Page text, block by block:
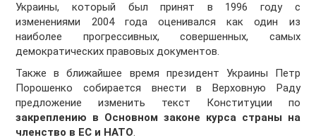
Украины, который был принят в 1996 году с
изменениями 2004 года оценивался как один из
наиболее прогрессивных, совершенных, самых
демократических правовых документов.
Также в ближайшее время президент Украины Петр
Порошенко собирается внести в Верховную Раду
предложение изменить текст Конституции по
закреплению в Основном законе курса страны на
членство в ЕС и НАТО.